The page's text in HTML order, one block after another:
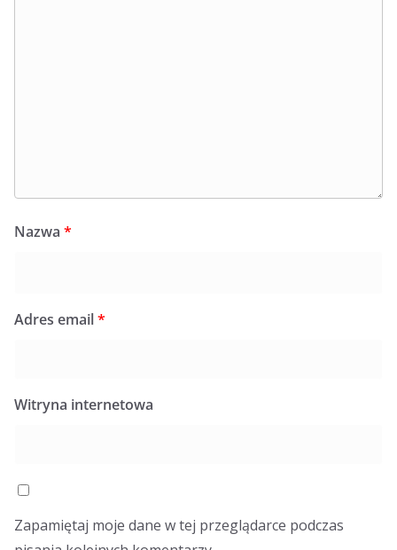
Nazwa *
Adres email*
Witryna internetowa
Zapamiętaj moje dane w tej przeglądarce podczas